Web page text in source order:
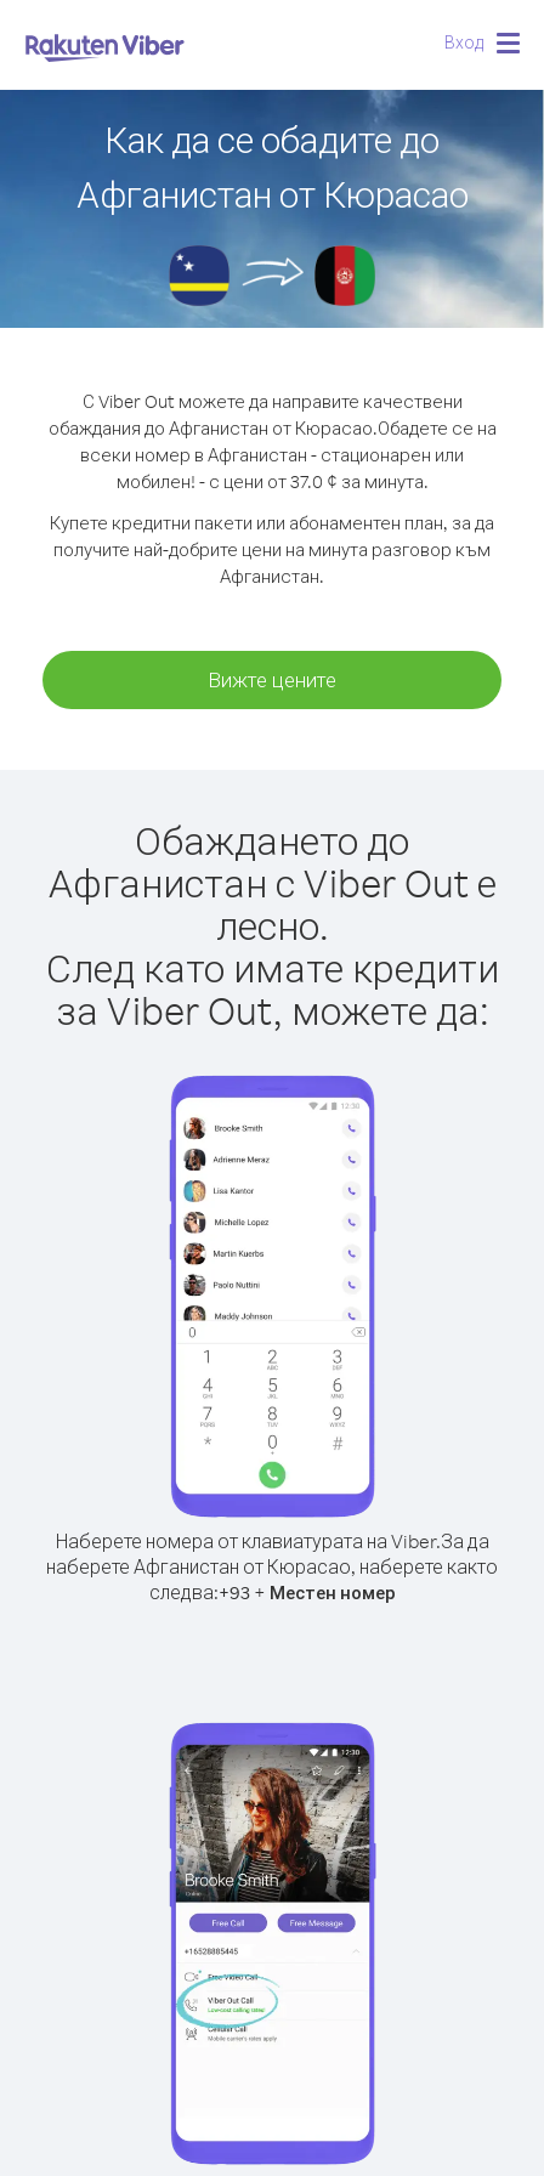
Вход
Как да се обадите до
Афганистан от Кюрасао
С Viber Out можете да направите качествени
обаждания до Афганистан от Кюрасао.Обадете се на
всеки номер в Афганистан - стационарен или
мобилен! - с цени от 37.0 ¢ за минута.
Купете кредитни пакети или абонаментен план, за да
получите най-добрите цени на минута разговор към
Афганистан.
Вижте цените
Обаждането до
Афганистан с Viber Out е
лесно.
След като имате кредити
за Viber Out, можете да:
Наберете номера от клавиатурата на Viber.За да
наберете Афганистан от Кюрасао, наберете както
следва:+93+ Местен номер